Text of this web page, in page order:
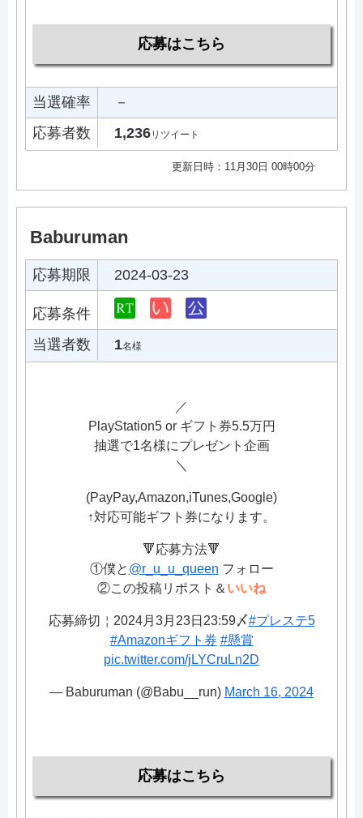
応募はこちら
当選確率
－
応募者数
1,236リツイート
更新日時：11月30日 00時00分
Baburuman
応募期限 2024-03-23
応募条件
当選者数
1名様
／
PlayStation5 or ギフト券5.5万円
抽選で1名様にプレゼント企画
＼
(PayPay,Amazon,iTunes,Google)
↑対応可能ギフト券になります。
🔻応募方法🔻
①僕と @r_u_u_queen フォロー
②この投稿リポスト＆ いいね
応募締切￤2024月3月23日23:59〆#プレステ5
#Amazonギフト券 #懸賞
pic.twitter.com/jLYCruLn2D
— Baburuman (@Babu__run) March 16, 2024
応募はこちら